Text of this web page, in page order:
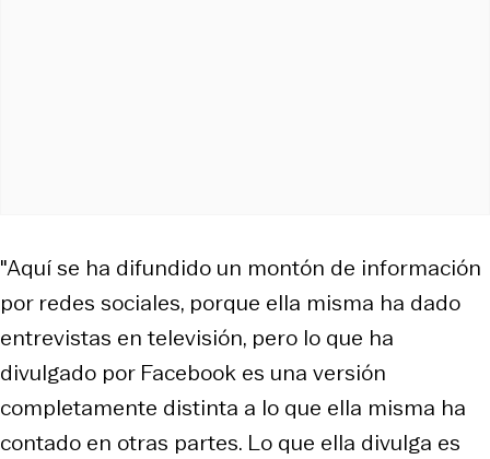
"Aquí se ha difundido un montón de información
por redes sociales, porque ella misma ha dado
entrevistas en televisión, pero lo que ha
divulgado por Facebook es una versión
completamente distinta a lo que ella misma ha
contado en otras partes. Lo que ella divulga es